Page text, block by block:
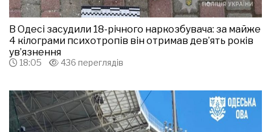
В Одесі засудили 18-річного наркозбувача: за майже
4 кілограми психотропів він отримав дев’ять років
ув’язнення
18:05 436 переглядів